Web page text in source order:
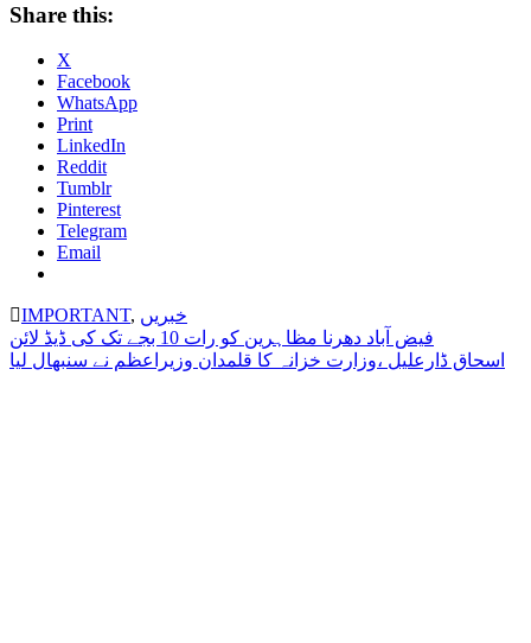
Share this:
X
Facebook
WhatsApp
Print
LinkedIn
Reddit
Tumblr
Pinterest
Telegram
Email
IMPORTANT, خبریں
Post
navigation
فیض آباد دھرنا مظاہرین کو رات 10 بجے تک کی ڈیڈ لائن
اسحاق ڈارعلیل ،وزارت خزانہ کا قلمدان وزیراعظم نے سنبھال لیا